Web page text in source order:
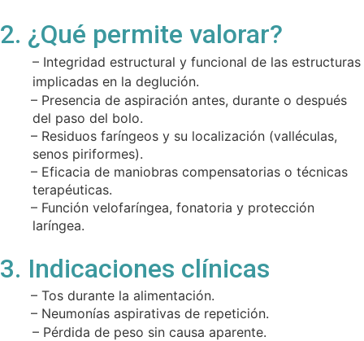
2. ¿Qué permite valorar?
– Integridad estructural y funcional de las estructuras
implicadas en la deglución.
– Presencia de aspiración antes, durante o después
del paso del bolo.
– Residuos faríngeos y su localización (valléculas,
senos piriformes).
– Eficacia de maniobras compensatorias o técnicas
terapéuticas.
– Función velofaríngea, fonatoria y protección
laríngea.
3. Indicaciones clínicas
– Tos durante la alimentación.
– Neumonías aspirativas de repetición.
– Pérdida de peso sin causa aparente.